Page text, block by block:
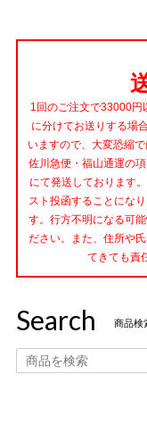
1回のご注文で33000円
に分けてお送りする場
いますので、大変恐縮
佐川急便・福山通運の
にて発送しております
スト投函することにな
す。行方不明になる可
ださい。また、住所や
てきても責
Search 商品検